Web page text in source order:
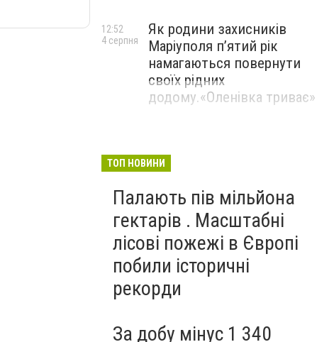
Як родини захисників
Маріуполя пʼятий рік
намагаються повернути
своїх рідних
додому.«Оленівка триває»
12:52
4 серпня
ТОП НОВИНИ
Палають пів мільйона
гектарів . Масштабні
лісові пожежі в Європі
побили історичні
рекорди
За добу мінус 1 340